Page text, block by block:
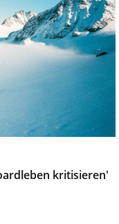
kritisieren'